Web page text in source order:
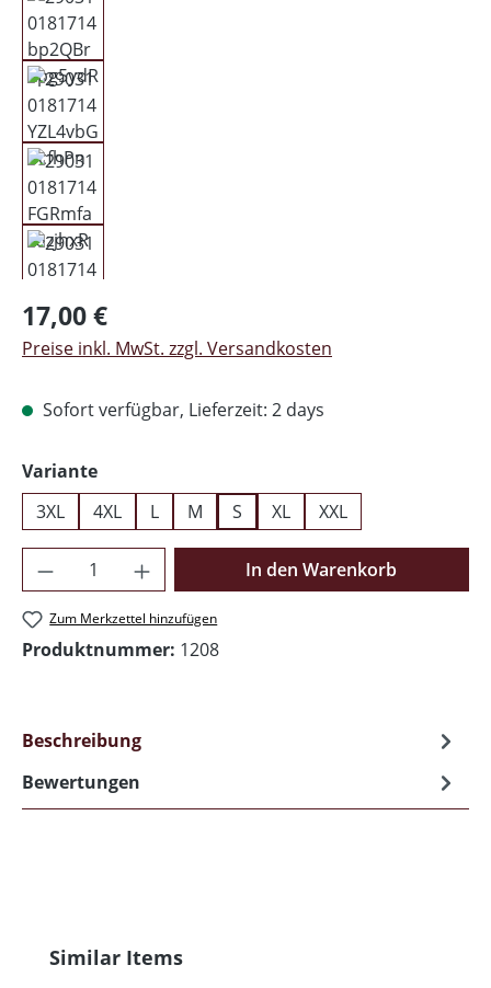
Regulärer Preis:
17,00 €
Preise inkl. MwSt. zzgl. Versandkosten
Sofort verfügbar, Lieferzeit: 2 days
Varianteauswählen
3XL
4XL L M S XL XXL
Produkt Anzahl: Gib den gewünschten
In den Warenkorb
Zum Merkzettel hinzufügen
Produktnummer: 1208
Beschreibung
Bewertungen
Produktgalerie überspringen
Similar Items